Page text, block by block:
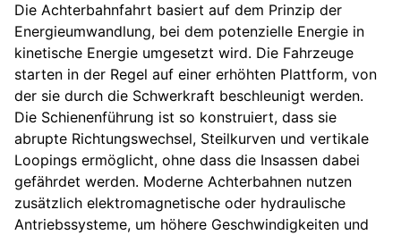
Die Achterbahnfahrt basiert auf dem Prinzip der
Energieumwandlung, bei dem potenzielle Energie in
kinetische Energie umgesetzt wird. Die Fahrzeuge
starten in der Regel auf einer erhöhten Plattform, von
der sie durch die Schwerkraft beschleunigt werden.
Die Schienenführung ist so konstruiert, dass sie
abrupte Richtungswechsel, Steilkurven und vertikale
Loopings ermöglicht, ohne dass die Insassen dabei
gefährdet werden. Moderne Achterbahnen nutzen
zusätzlich elektromagnetische oder hydraulische
Antriebssysteme, um höhere Geschwindigkeiten und